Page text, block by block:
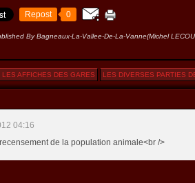
Repost 0
By Bagneaux-La-Vallee-De-La-Vanne(Michel
LES AFFICHES DES GARES LES DIVERSES PARTIES
04:16
de la population animale<br />